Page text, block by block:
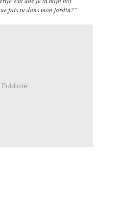
fais tu dans mon jardin?"
Publicité